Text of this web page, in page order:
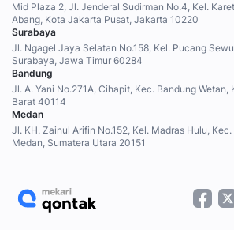
Mid Plaza 2, Jl. Jenderal Sudirman No.4, Kel.
Abang, Kota Jakarta Pusat, Jakarta 10220
Surabaya
Jl. Ngagel Jaya Selatan No.158, Kel. Pucang
Surabaya, Jawa Timur 60284
Bandung
Jl. A. Yani No.271A, Cihapit, Kec. Bandung Wetan,
Barat 40114
Medan
Jl. KH. Zainul Arifin No.152, Kel. Madras Hulu,
Medan, Sumatera Utara 20151